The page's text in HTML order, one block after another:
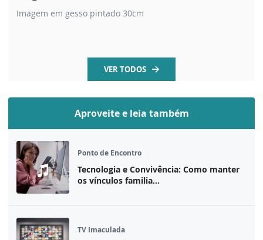
Imagem em gesso pintado 30cm
VER TODOS
Aproveite e leia também
Ponto de Encontro
Tecnologia e Convivência: Como manter
os vínculos familia...
TV Imaculada